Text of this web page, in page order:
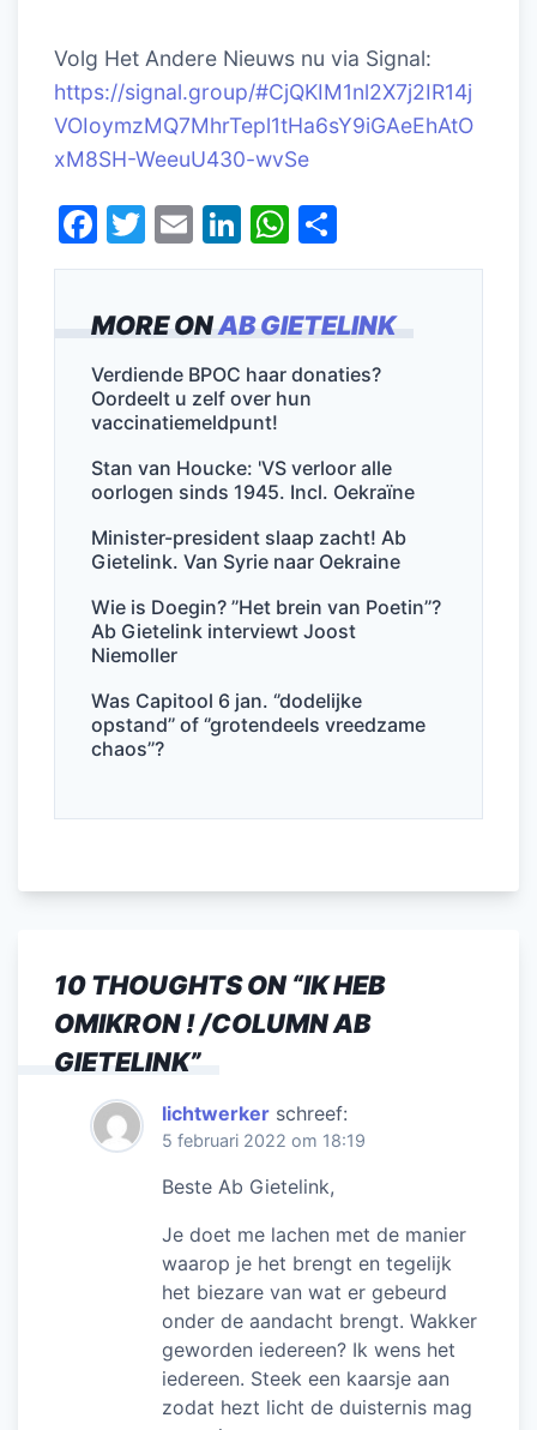
MORE ONAB GIETELINK
Verdiende BPOC haar donaties?
Oordeelt u zelf over hun
vaccinatiemeldpunt!
Stan van Houcke: 'VS verloor alle
oorlogen sinds 1945. Incl. Oekraïne
Minister-president slaap zacht! Ab
Gietelink. Van Syrie naar Oekraine
Wie is Doegin? ’’Het brein van Poetin’’?
Ab Gietelink interviewt Joost
Niemoller
Was Capitool 6 jan. ‘’dodelijke
opstand’’ of ‘’grotendeels vreedzame
chaos’’?
Volg Het Andere Nieuws nu via Signal:
https://signal.group/#CjQKIM1nl2X7j2IR14j
VOIoymzMQ7MhrTepl1tHa6sY9iGAeEhAtO
xM8SH-WeeuU430-wvSe
F
a
e
b
o
o
k
T
w
er
E
m
l
Li
n
e
dI
n
W
h
s
A
p
p
el
n
10 THOUGHTS ON “IK HEB
OMIKRON ! /COLUMN AB
GIETELINK”
lichtwerker schreef:
5 februari 2022 om 18:19
Beste Ab Gietelink,
Je doet me lachen met de manier
waarop je het brengt en tegelijk
het biezare van wat er gebeurd
onder de aandacht brengt. Wakker
geworden iedereen? Ik wens het
iedereen. Steek een kaarsje aan
zodat hezt licht de duisternis mag